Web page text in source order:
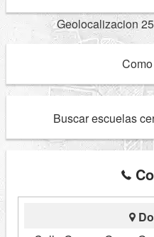
Geolocalizacion
Buscar escuelas